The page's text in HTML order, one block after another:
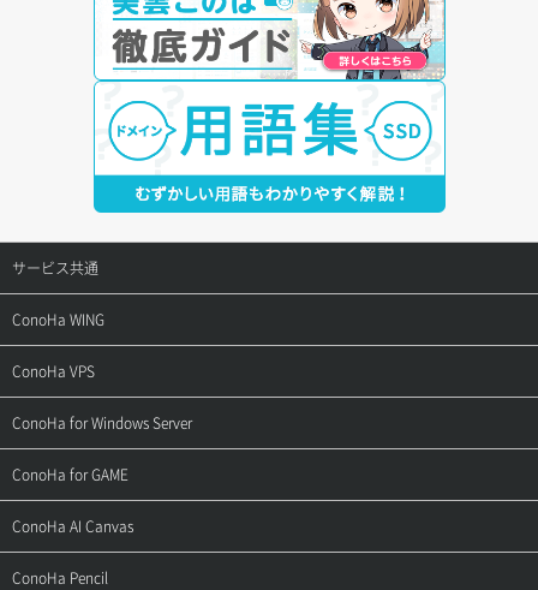
サービス共通
サポートトップ
ご契約・お支払い
用語集
お問い合わせ
ConoHa WING
サポートトップ
ご利用ガイド
お乗り換えガイド
よくある質問
ConoHa VPS
サポートトップ
ご利用ガイド
APIドキュメントVPS2.0
ConoHa for Windows Server
サポートトップ
ご利用ガイド
ConoHa for GAME
サポートトップ
ご利用ガイド
ConoHa AI Canvas
サポートトップ
ConoHa Pencil